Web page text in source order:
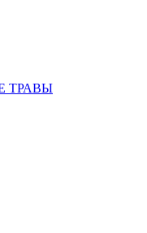
ТРАВЫ